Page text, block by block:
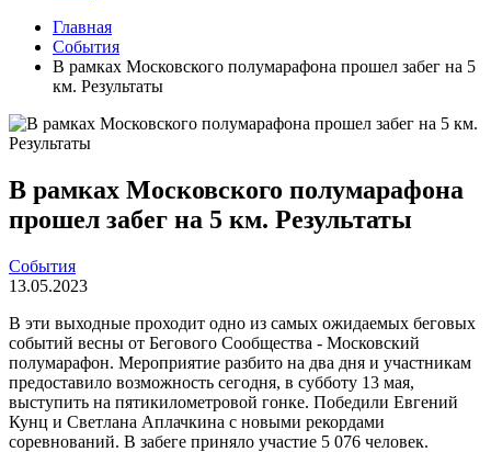
Главная
События
В рамках Московского полумарафона прошел забег на 5
км. Результаты
В рамках Московского полумарафона
прошел забег на 5 км. Результаты
События
13.05.2023
В эти выходные проходит одно из самых ожидаемых беговых
событий весны от Бегового Сообщества - Московский
полумарафон. Мероприятие разбито на два дня и участникам
предоставило возможность сегодня, в субботу 13 мая,
выступить на пятикилометровой гонке. Победили Евгений
Кунц и Светлана Аплачкина с новыми рекордами
соревнований. В забеге приняло участие 5 076 человек.